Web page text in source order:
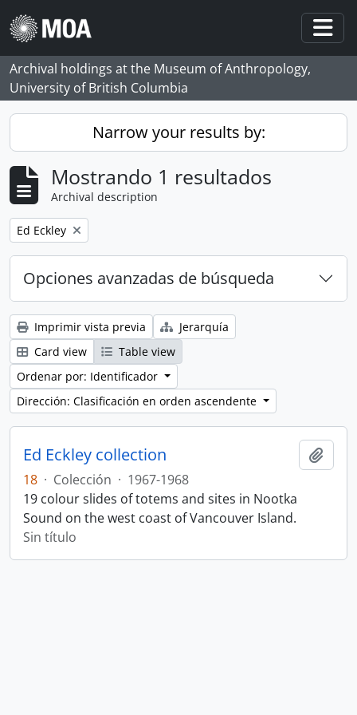
Skip to main content
Archival holdings at the Museum of Anthropology,
University of British Columbia
Narrow your results by:
Mostrando 1 resultados
Archival description
Remove filter:
Ed Eckley
Opciones avanzadas de búsqueda
Imprimir vista previa
Jerarquía
Card view
Table view
Ordenar por: Identificador
Dirección: Clasificación en orden ascendente
Ed Eckley collection
18 · Colección · 1967-1968
19 colour slides of totems and sites in Nootka
Sound on the west coast of Vancouver Island.
Sin título